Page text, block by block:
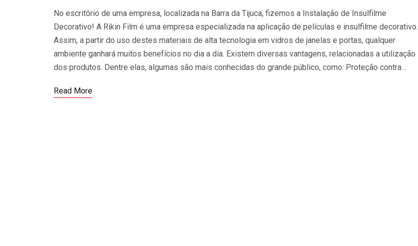
No escritório de uma empresa, localizada na Barra da Tijuca, fizemos a Instalação de Insulfilme
Decorativo! A Rikin Film é uma empresa especializada na aplicação de películas e insulfilme decorativo.
Assim, a partir do uso destes materiais de alta tecnologia em vidros de janelas e portas, qualquer
ambiente ganhará muitos benefícios no dia a dia. Existem diversas vantagens, relacionadas a utilização
dos produtos. Dentre elas, algumas são mais conhecidas do grande público, como: Proteção contra…
Read More